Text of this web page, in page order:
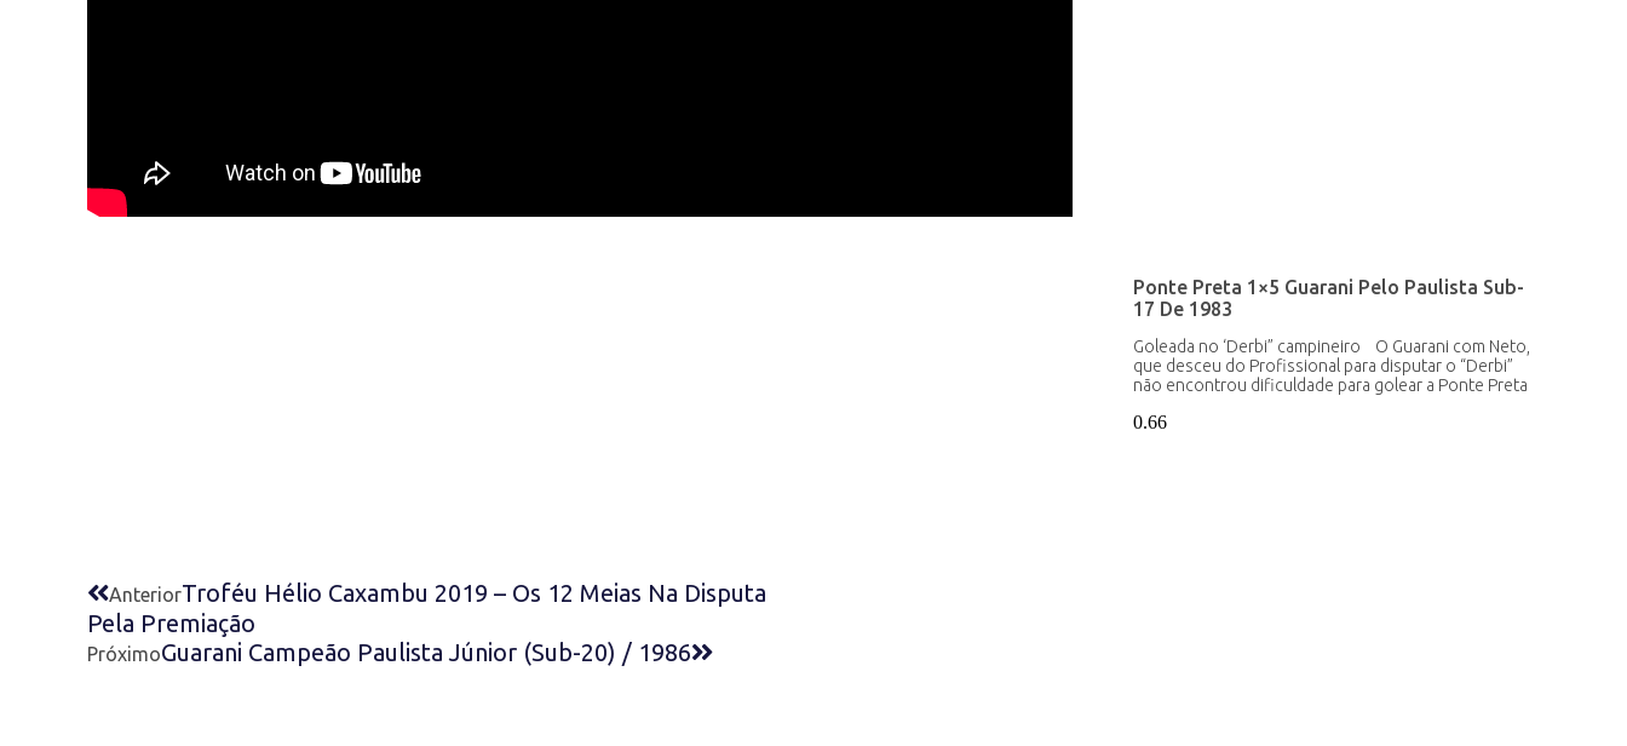
Ponte Preta 1×5 Guarani Pelo Paulista Sub-
17 De 1983
Goleada no ‘Derbi” campineiro O Guarani com Neto,
que desceu do Profissional para disputar o “Derbi”
não encontrou dificuldade para golear a Ponte Preta
AnteriorTroféu Hélio Caxambu 2019 – Os 12 Meias Na Disputa
Pela Premiação
PróximoGuarani Campeão Paulista Júnior (Sub-20) / 1986